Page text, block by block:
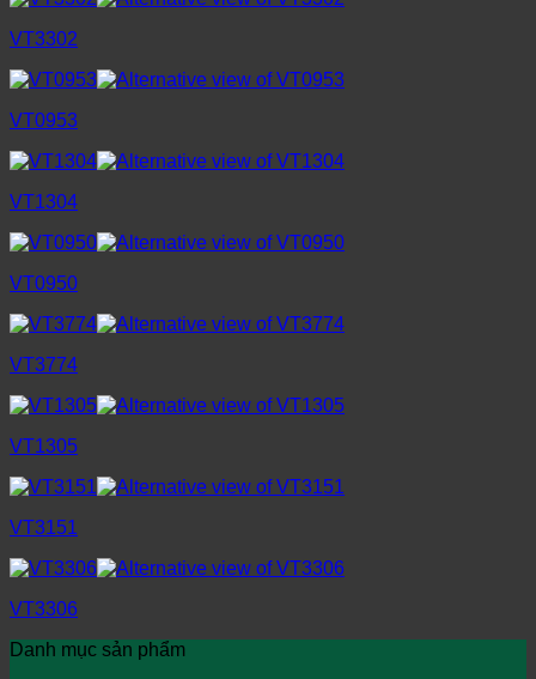
VT3302
VT0953
VT1304
VT0950
VT3774
VT1305
VT3151
VT3306
Danh mục sản phẩm